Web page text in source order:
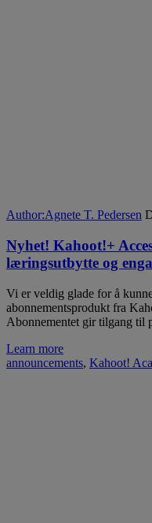
Author:Agnete T. Pedersen
Nyhet! Kahoot!+
læringsutbytte og
Vi er veldig glade for å
abonnementsprodukt fra
Abonnementet gir tilgang til
Learn more
announcements, Kahoot!